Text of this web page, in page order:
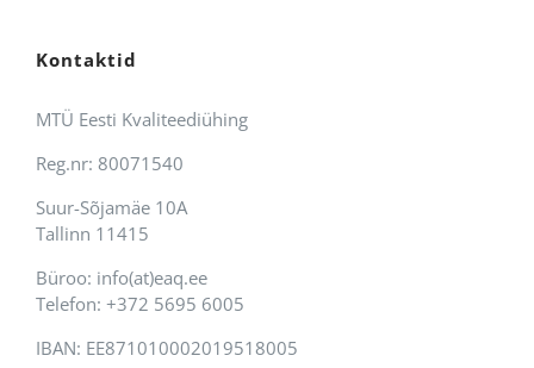
Kontaktid
MTÜ Eesti Kvaliteediühing
Reg.nr: 80071540
Suur-Sõjamäe 10A
Tallinn 11415
Büroo: info(at)eaq.ee
Telefon: +372 5695 6005
IBAN: EE871010002019518005